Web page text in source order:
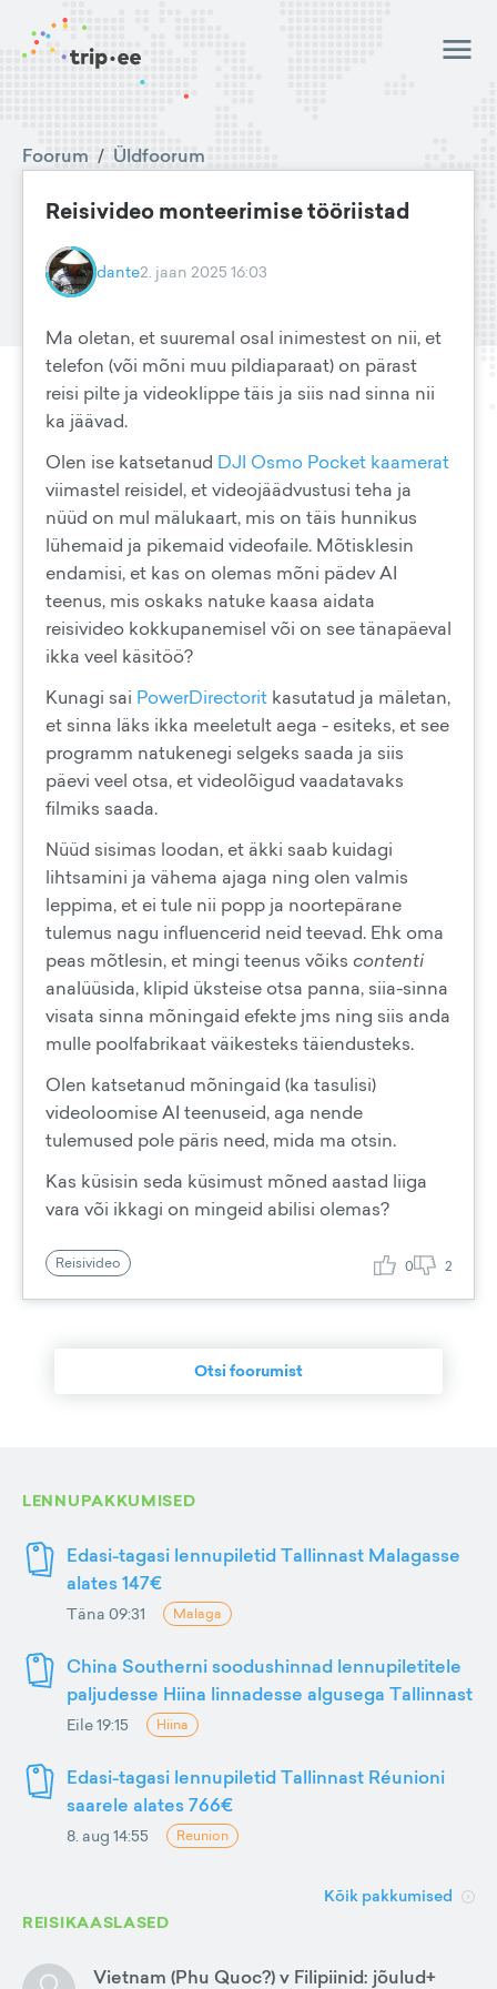
Foorum / Üldfoorum
Reisivideo monteerimise tööriistad
dante2. jaan 2025 16:03
Ma oletan, et suuremal osal inimestest on nii, et
telefon (või mõni muu pildiaparaat) on pärast
reisi pilte ja videoklippe täis ja siis nad sinna nii
ka jäävad.
Olen ise katsetanud DJI Osmo Pocket kaamerat
viimastel reisidel, et videojäädvustusi teha ja
nüüd on mul mälukaart, mis on täis hunnikus
lühemaid ja pikemaid videofaile. Mõtisklesin
endamisi, et kas on olemas mõni pädev AI
teenus, mis oskaks natuke kaasa aidata
reisivideo kokkupanemisel või on see tänapäeval
ikka veel käsitöö?
Kunagi sai PowerDirectorit kasutatud ja mäletan,
et sinna läks ikka meeletult aega - esiteks, et see
programm natukenegi selgeks saada ja siis
päevi veel otsa, et videolõigud vaadatavaks
filmiks saada.
Nüüd sisimas loodan, et äkki saab kuidagi
lihtsamini ja vähema ajaga ning olen valmis
leppima, et ei tule nii popp ja noortepärane
tulemus nagu influencerid neid teevad. Ehk oma
peas mõtlesin, et mingi teenus võiks contenti
analüüsida, klipid üksteise otsa panna, siia-sinna
visata sinna mõningaid efekte jms ning siis anda
mulle poolfabrikaat väikesteks täiendusteks.
Olen katsetanud mõningaid (ka tasulisi)
videoloomise AI teenuseid, aga nende
tulemused pole päris need, mida ma otsin.
Kas küsisin seda küsimust mõned aastad liiga
vara või ikkagi on mingeid abilisi olemas?
Reisivideo 0 2
Otsi foorumist
LENNUPAKKUMISED
Edasi-tagasi lennupiletid Tallinnast Malagasse
alates 147€
Täna 09:31 Malaga
China Southerni soodushinnad lennupiletitele
paljudesse Hiina linnadesse algusega Tallinnast
Eile 19:15 Hiina
Edasi-tagasi lennupiletid Tallinnast Réunioni
saarele alates 766€
8. aug 14:55 Reunion
Kõik pakkumised
REISIKAASLASED
Vietnam (Phu Quoc?) v Filipiinid: jõulud+